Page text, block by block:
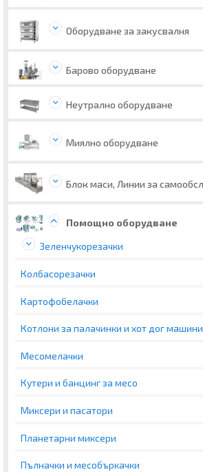
Оборудване за закусвалня
Барово оборудване
Неутрално оборудване
Миялно оборудване
Блок маси, Линии за
Помощно оборудване
Зеленчукорезачки
Колбасорезачки
Картофобелачки
Котлони за палачинки и хот дог машини
Месомелачки
Кутери и банцинг за месо
Миксери и пасатори
Планетарни миксери
Пълначки и месобъркачки